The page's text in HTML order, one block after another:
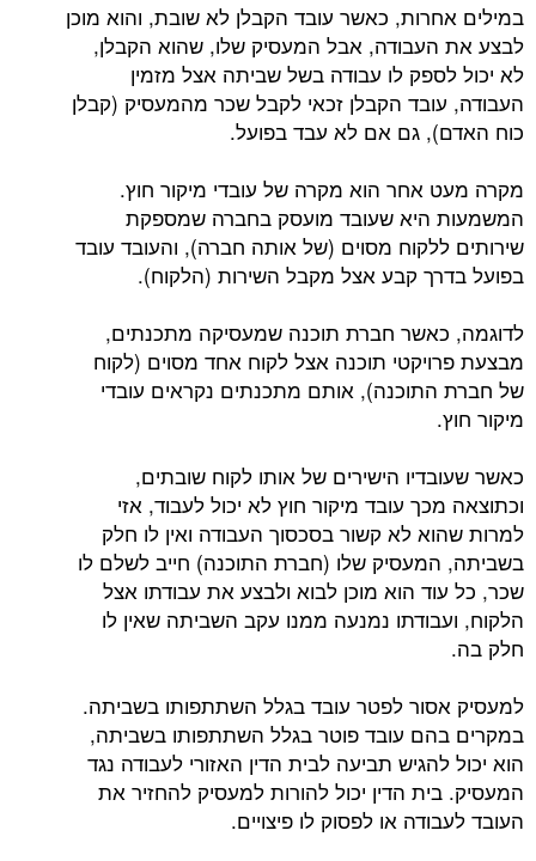
במילים אחרות, כאשר עובד הקבלן לא שובת, והוא מוכן
לבצע את העבודה, אבל המעסיק שלו, שהוא הקבלן,
לא יכול לספק לו עבודה בשל שביתה אצל מזמין
העבודה, עובד הקבלן זכאי לקבל שכר מהמעסיק (קבלן
כוח האדם), גם אם לא עבד בפועל.
מקרה מעט אחר הוא מקרה של עובדי מיקור חוץ.
המשמעות היא שעובד מועסק בחברה שמספקת
שירותים ללקוח מסוים (של אותה חברה), והעובד עובד
בפועל בדרך קבע אצל מקבל השירות (הלקוח).
לדוגמה, כאשר חברת תוכנה שמעסיקה מתכנתים,
מבצעת פרויקטי תוכנה אצל לקוח אחד מסוים (לקוח
של חברת התוכנה), אותם מתכנתים נקראים עובדי
מיקור חוץ.
כאשר שעובדיו הישירים של אותו לקוח שובתים,
וכתוצאה מכך עובד מיקור חוץ לא יכול לעבוד, אזי
למרות שהוא לא קשור בסכסוך העבודה ואין לו חלק
בשביתה, המעסיק שלו (חברת התוכנה) חייב לשלם לו
שכר, כל עוד הוא מוכן לבוא ולבצע את עבודתו אצל
הלקוח, ועבודתו נמנעה ממנו עקב השביתה שאין לו
חלק בה.
למעסיק אסור לפטר עובד בגלל השתתפותו בשביתה.
במקרים בהם עובד פוטר בגלל השתתפותו בשביתה,
הוא יכול להגיש תביעה לבית הדין האזורי לעבודה נגד
המעסיק. בית הדין יכול להורות למעסיק להחזיר את
העובד לעבודה או לפסוק לו פיצויים.